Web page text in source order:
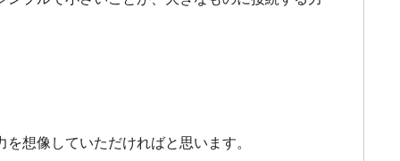
想像していただければと思います。